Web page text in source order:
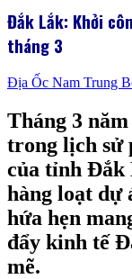
Đắk Lắk: Khởi
tháng 3
Địa Ốc Nam Trung
Tháng 3
trong lịch sử
của tỉnh Đắk
hàng loạt dự
hứa hẹn
đẩy kinh tế
mẽ.